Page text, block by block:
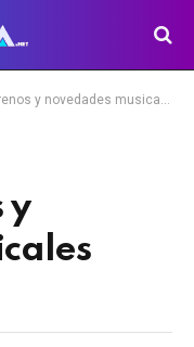
y novedades musicales (29.11.24)
y